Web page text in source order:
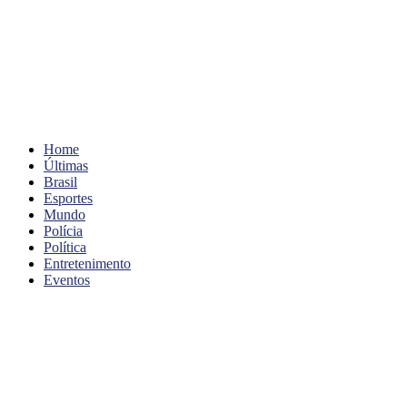
Home
Últimas
Brasil
Esportes
Mundo
Polícia
Política
Entretenimento
Eventos